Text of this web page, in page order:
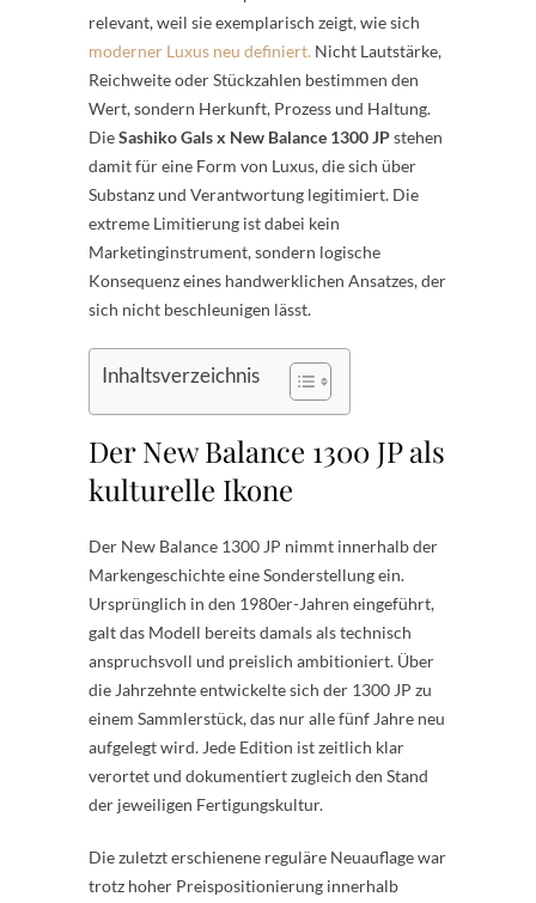
relevant, weil sie exemplarisch zeigt, wie sich
moderner Luxus neu definiert. Nicht Lautstärke,
Reichweite oder Stückzahlen bestimmen den
Wert, sondern Herkunft, Prozess und Haltung.
DieSashiko Gals x New Balance 1300 JPstehen
damit für eine Form von Luxus, die sich über
Substanz und Verantwortung legitimiert. Die
extreme Limitierung ist dabei kein
Marketinginstrument, sondern logische
Konsequenz eines handwerklichen Ansatzes, der
sich nicht beschleunigen lässt.
Inhaltsverzeichnis
Der New Balance 1300 JP als
kulturelle Ikone
Der New Balance 1300 JP nimmt innerhalb der
Markengeschichte eine Sonderstellung ein.
Ursprünglich in den 1980er-Jahren eingeführt,
galt das Modell bereits damals als technisch
anspruchsvoll und preislich ambitioniert. Über
die Jahrzehnte entwickelte sich der 1300 JP zu
einem Sammlerstück, das nur alle fünf Jahre neu
aufgelegt wird. Jede Edition ist zeitlich klar
verortet und dokumentiert zugleich den Stand
der jeweiligen Fertigungskultur.
Die zuletzt erschienene reguläre Neuauflage war
trotz hoher Preispositionierung innerhalb